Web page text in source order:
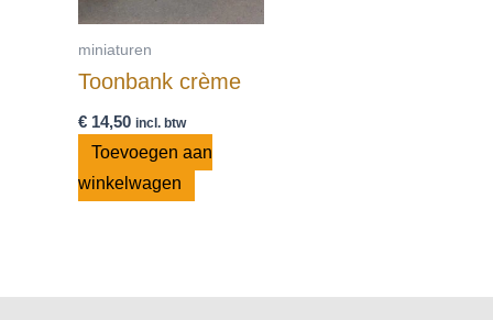
miniaturen
Toonbank crème
€ 14,50 incl. btw
Toevoegen aan
winkelwagen